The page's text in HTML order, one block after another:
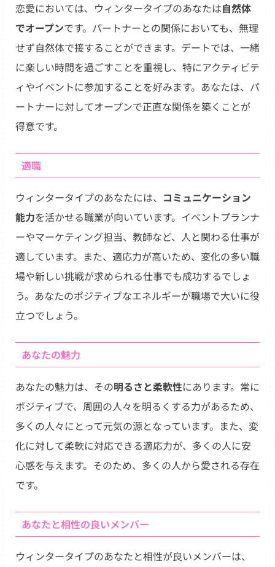
恋愛においては、ウィンタータイプのあなたは自然体
でオープンです。パートナーとの関係においても、無理
せず自然体で接することができます。デートでは、一緒
に楽しい時間を過ごすことを重視し、特にアクティビテ
ィやイベントに参加することを好みます。あなたは、パ
ートナーに対してオープンで正直な関係を築くことが
得意です。
適職
ウィンタータイプのあなたには、 コミュニケーション
能力を活かせる職業が向いています。イベントプランナ
ーやマーケティング担当、教師など、人と関わる仕事が
適しています。また、適応力が高いため、変化の多い職
場や新しい挑戦が求められる仕事でも成功するでしょ
う。あなたのポジティブなエネルギーが職場で大いに役
立つでしょう。
あなたの魅力
あなたの魅力は、その明るさと柔軟性にあります。常に
ポジティブで、周囲の人々を明るくする力があるため、
多くの人々にとって元気の源となっています。また、変
化に対して柔軟に対応できる適応力が、多くの人に安
心感を与えます。そのため、多くの人から愛される存在
です。
あなたと相性の良いメンバー
ウィンタータイプのあなたと相性が良いメンバーは、